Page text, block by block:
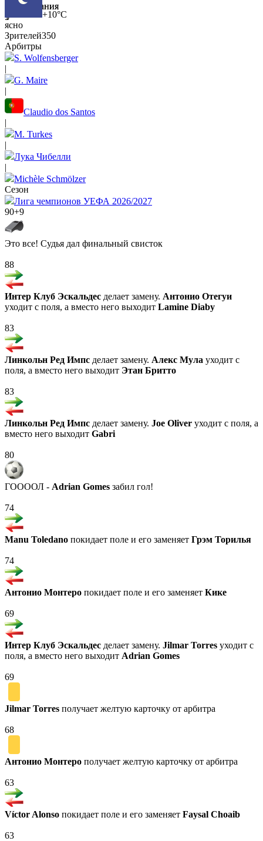
Вбрасывания
5
Вбрасывания
1
+10°C
ясно
Зрителей350
Арбитры
S. Wolfensberger
|
G. Maire
|
Claudio dos Santos
|
M. Turkes
|
Лука Чибелли
|
Michèle Schmölzer
Сезон
Лига чемпионов УЕФА 2026/2027
90+9
Это все! Судья дал финальный свисток
88
Интер Клуб Эскальдес делает замену. Антонио Отегуи
уходит с поля, а вместо него выходит Lamine Diaby
83
Линкольн Ред Импс делает замену. Алекс Мула уходит с
поля, а вместо него выходит Этан Бритто
83
Линкольн Ред Импс делает замену. Joe Oliver уходит с поля, а
вместо него выходит Gabri
80
ГООООЛ - Adrian Gomes забил гол!
74
Manu Toledano покидает поле и его заменяет Грэм Торилья
74
Антонио Монтеро покидает поле и его заменяет Кике
69
Интер Клуб Эскальдес делает замену. Jilmar Torres уходит с
поля, а вместо него выходит Adrian Gomes
69
Jilmar Torres получает желтую карточку от арбитра
68
Антонио Монтеро получает желтую карточку от арбитра
63
Víctor Alonso покидает поле и его заменяет Faysal Choaib
63